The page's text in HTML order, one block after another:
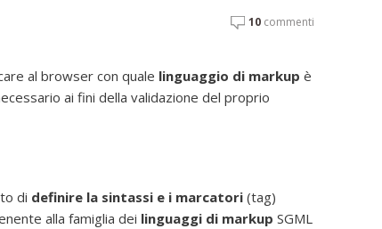
10 commenti
al browser con quale linguaggio di markup è
ai fini della validazione del proprio
di definire la sintassi e i marcatori (tag)
alla famiglia dei linguaggi di markup SGML